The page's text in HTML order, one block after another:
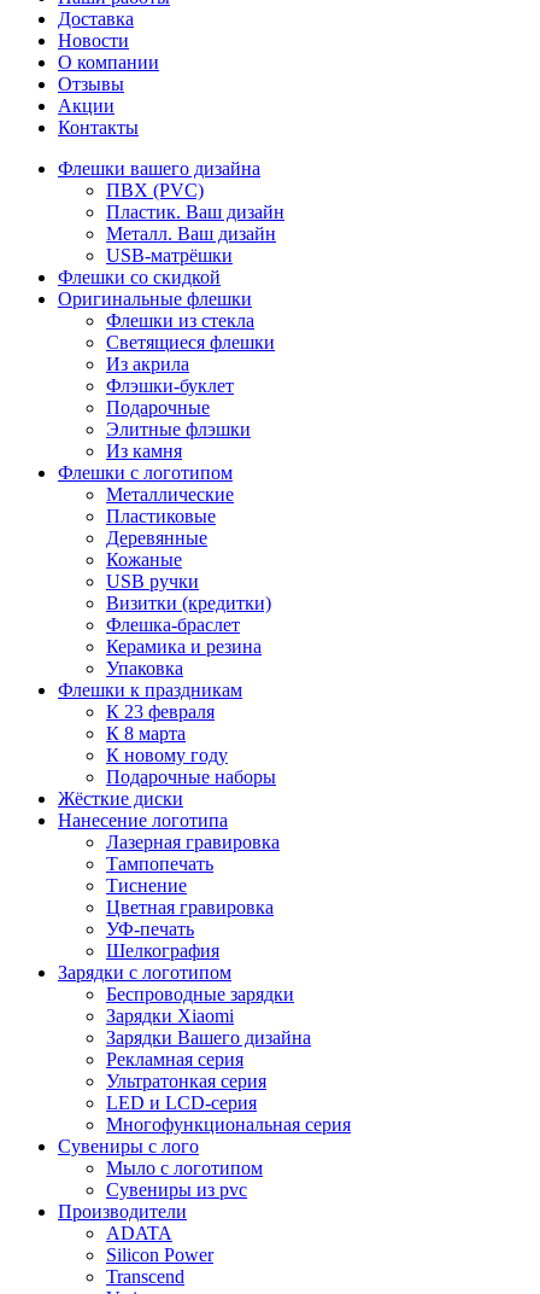
Доставка
Новости
О компании
Отзывы
Акции
Контакты
Флешки вашего дизайна
ПВХ (PVC)
Пластик. Ваш дизайн
Металл. Ваш дизайн
USB-матрёшки
Флешки со скидкой
Оригинальные флешки
Флешки из стекла
Светящиеся флешки
Из акрила
Флэшки-буклет
Подарочные
Элитные флэшки
Из камня
Флешки с логотипом
Металлические
Пластиковые
Деревянные
Кожаные
USB ручки
Визитки (кредитки)
Флешка-браслет
Керамика и резина
Упаковка
Флешки к праздникам
К 23 февраля
К 8 марта
К новому году
Подарочные наборы
Жёсткие диски
Нанесение логотипа
Лазерная гравировка
Тампопечать
Тиснение
Цветная гравировка
УФ-печать
Шелкография
Зарядки с логотипом
Беспроводные зарядки
Зарядки Xiaomi
Зарядки Вашего дизайна
Рекламная серия
Ультратонкая серия
LED и LCD-серия
Многофункциональная серия
Сувениры с лого
Мыло с логотипом
Сувениры из pvc
Производители
ADATA
Silicon Power
Transcend